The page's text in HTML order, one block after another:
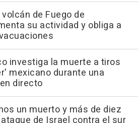
de Fuego de
su actividad y obliga a
investiga la muerte a tiros
mexicano durante una
directo
un muerto y más de diez
de Israel contra el sur